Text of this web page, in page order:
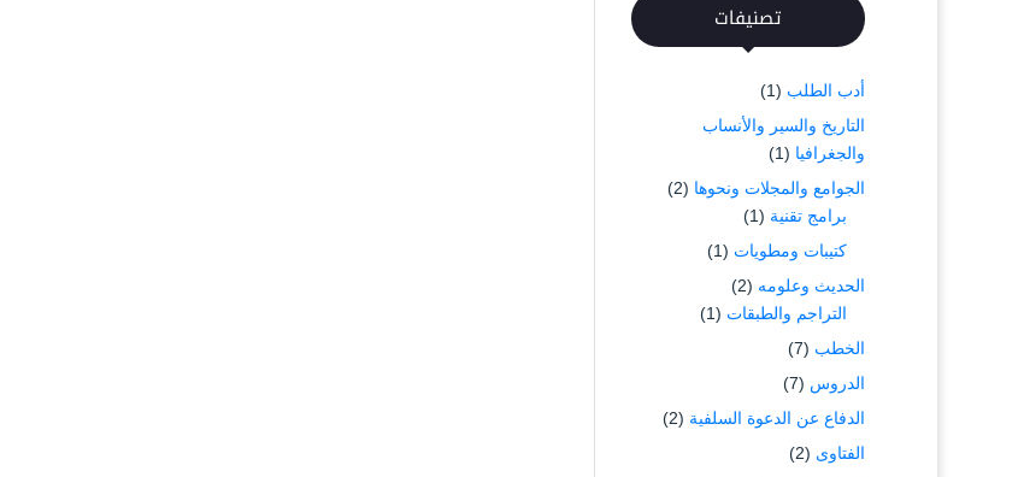
تصنيفات
أدب الطلب (1)
التاريخ والسير والأنساب
والجغرافيا (1)
الجوامع والمجلات ونحوها (2)
برامج تقنية (1)
كتيبات ومطويات (1)
الحديث وعلومه (2)
التراجم والطبقات (1)
الخطب (7)
الدروس (7)
الدفاع عن الدعوة السلفية (2)
الفتاوى (2)